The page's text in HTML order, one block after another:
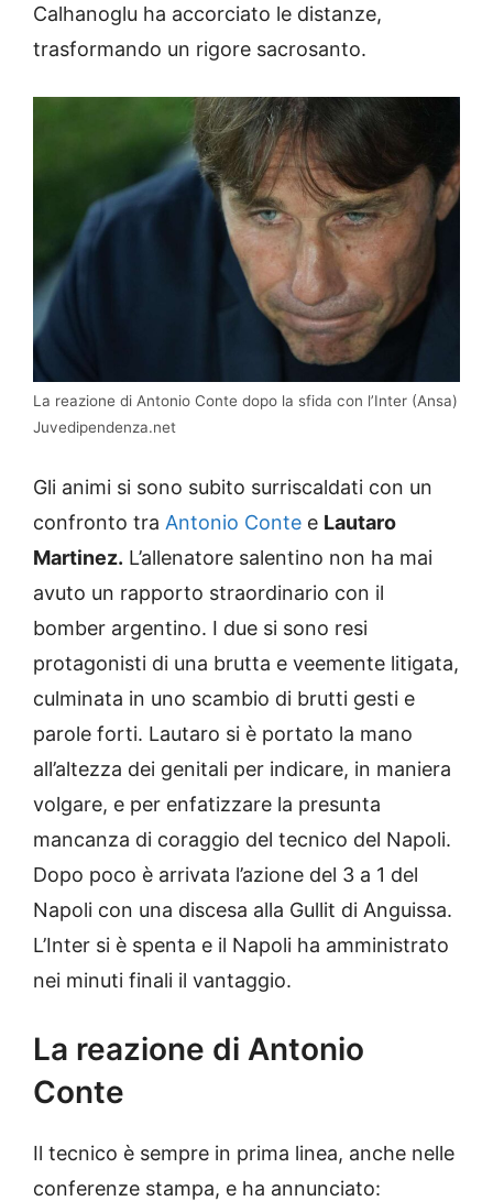
Calhanoglu ha accorciato le distanze,
trasformando un rigore sacrosanto.
La reazione di Antonio Conte dopo la sfida con l’Inter (Ansa)
Juvedipendenza.net
Gli animi si sono subito surriscaldati con un
confronto tra Antonio Conte e Lautaro
Martinez. L’allenatore salentino non ha mai
avuto un rapporto straordinario con il
bomber argentino. I due si sono resi
protagonisti di una brutta e veemente litigata,
culminata in uno scambio di brutti gesti e
parole forti. Lautaro si è portato la mano
all’altezza dei genitali per indicare, in maniera
volgare, e per enfatizzare la presunta
mancanza di coraggio del tecnico del Napoli.
Dopo poco è arrivata l’azione del 3 a 1 del
Napoli con una discesa alla Gullit di Anguissa.
L’Inter si è spenta e il Napoli ha amministrato
nei minuti finali il vantaggio.
La reazione di Antonio
Conte
Il tecnico è sempre in prima linea, anche nelle
conferenze stampa, e ha annunciato: